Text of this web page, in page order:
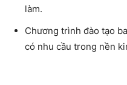
làm.
Chương trình đào tạo
có nhu cầu trong nền